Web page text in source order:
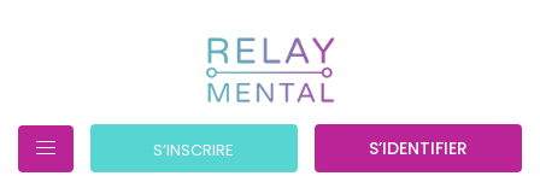
S’INSCRIRE S’IDENTIFIER